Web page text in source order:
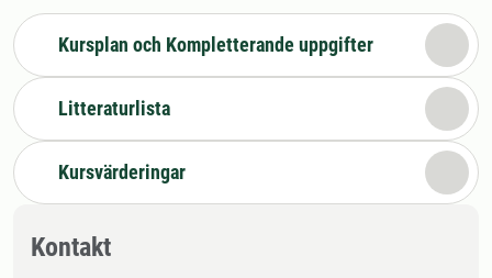
Kursplan och Kompletterande uppgifter
Litteraturlista
Kursvärderingar
Kontakt